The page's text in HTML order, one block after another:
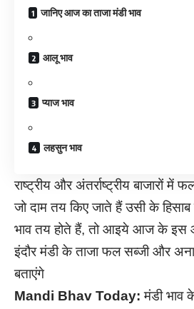
जानिए आज का ताजा मंडी भाव
आलू भाव
प्याज भाव
लहसुन भाव
राष्ट्रीय और अंतर्राष्ट्रीय बाजारों
जो दाम तय किए जाते हैं उसी के
भाव तय होते हैं, तो आइये आज के इस
इंदौर मंडी के ताजा फल सब्जी और
बताएंगे
Mandi Bhav Today: मंडी भाव